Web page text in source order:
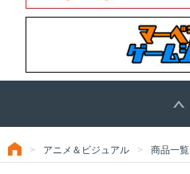
アニメ＆ビジュアル 商品一覧